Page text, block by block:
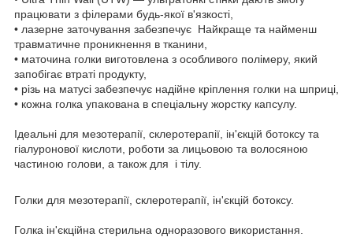
працювати з філерами будь-якої в'язкості,
• лазерне заточування забезпечує Найкраще та найменш
травматичне проникнення в тканини,
• маточина голки виготовлена з особливого полімеру, який
запобігає втраті продукту,
• різь на матусі забезпечує надійне кріплення голки на шприці,
• кожна голка упакована в спеціальну жорстку капсулу.
Ідеальні для мезотерапії, склеротерапії, ін'єкцій ботоксу та
гіалуронової кислоти, роботи за лицьовою та волосяною
частиною голови, а також для і тілу.
Голки для мезотерапії, склеротерапії, ін'єкцій ботоксу.
Голка ін'єкційна стерильна одноразового використання.